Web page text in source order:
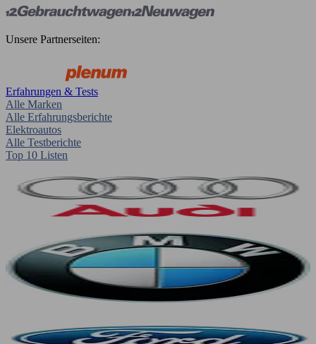
Unsere Partnerseiten:
Erfahrungen & Tests
Alle Marken
Alle Erfahrungsberichte
Elektroautos
Alle Testberichte
Top 10 Listen